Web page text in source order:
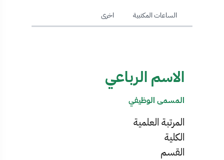
الساعات المكتبية اخرى
الاسم الرباعي
المسمى الوظيفي
المرتبة العلمية
الكلية
القسم